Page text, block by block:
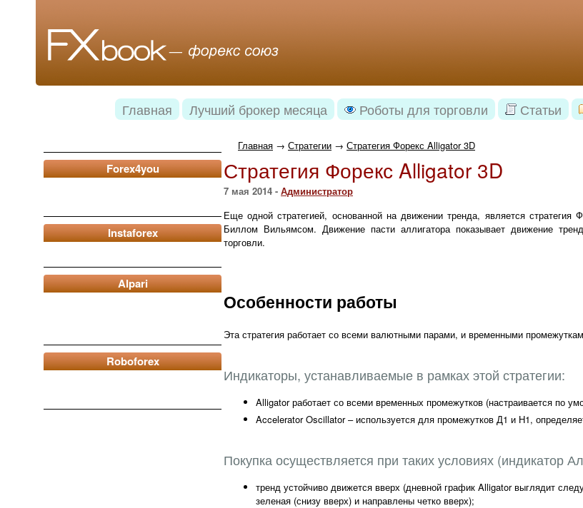
Главная Лучший брокер месяца Роботы для торговли Статьи
Forex4you
Instaforex
Alpari
Roboforex
Главная → Стратегии → Стратегия Форекс Alligator 3D
Стратегия Форекс Alligator 3D
7 мая 2014 - Администратор
Еще одной стратегией, основанной на движении тренда, является
Биллом Вильямсом. Движение пасти аллигатора показывает движение
торговли.
Особенности работы
Эта стратегия работает со всеми валютными парами, и временными
Индикаторы, устанавливаемые в рамках этой стратегии:
Alligator работает со всеми временных промежутков (настраивается по
Accelerator Oscillator – используется для промежутков Д1 и Н1,
Покупка осуществляется при таких условиях (индикатор
тренд устойчиво движется вверх (дневной график Alligator выглядит
зеленая (снизу вверх) и направлены четко вверх);